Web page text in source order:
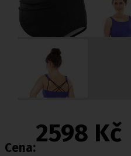
Cena:
2598 Kč